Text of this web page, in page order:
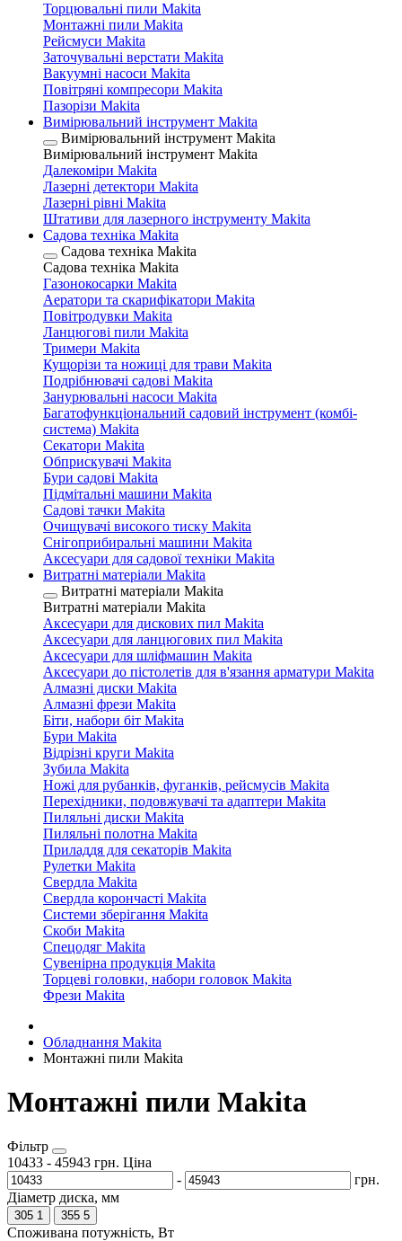
Торцювальні пили Makita
Монтажні пили Makita
Рейсмуси Makita
Заточувальні верстати Makita
Вакуумні насоси Makita
Повітряні компресори Makita
Пазорізи Makita
Вимірювальний інструмент Makita
Вимірювальний інструмент Makita
Вимірювальний інструмент Makita
Далекоміри Makita
Лазерні детектори Makita
Лазерні рівні Makita
Штативи для лазерного інструменту Makita
Садова техніка Makita
Садова техніка Makita
Садова техніка Makita
Газонокосарки Makita
Аератори та скарифікатори Makita
Повітродувки Makita
Ланцюгові пили Makita
Тримери Makita
Кущорізи та ножиці для трави Makita
Подрібнювачі садові Makita
Занурювальні насоси Makita
Багатофункціональний садовий інструмент (комбі-
система) Makita
Секатори Makita
Обприскувачі Makita
Бури садові Makita
Підмітальні машини Makita
Садові тачки Makita
Очищувачі високого тиску Makita
Снігоприбиральні машини Makita
Аксесуари для садової техніки Makita
Витратні матеріали Makita
Витратні матеріали Makita
Витратні матеріали Makita
Аксесуари для дискових пил Makita
Аксесуари для ланцюгових пил Makita
Аксесуари для шліфмашин Makita
Аксесуари до пістолетів для в'язання арматури Makita
Алмазні диски Makita
Алмазні фрези Makita
Біти, набори біт Makita
Бури Makita
Відрізні круги Makita
Зубила Makita
Ножі для рубанків, фуганків, рейсмусів Makita
Перехідники, подовжувачі та адаптери Makita
Пиляльні диски Makita
Пиляльні полотна Makita
Приладдя для секаторів Makita
Рулетки Makita
Свердла Makita
Свердла корончасті Makita
Системи зберігання Makita
Скоби Makita
Спецодяг Makita
Сувенірна продукція Makita
Торцеві головки, набори головок Makita
Фрези Makita
Обладнання Makita
Монтажні пили Makita
Монтажні пили Makita
Фільтр
10433 - 45943 грн. Ціна
-
грн.
Діаметр диска, мм
305 1 355 5
Споживана потужність, Вт